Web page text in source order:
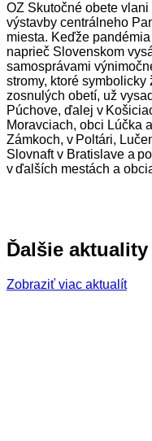
OZ Skutočné obete
výstavby centrálneho
miesta. Keďže
naprieč Slovenskom
samosprávami
stromy, ktoré
zosnulých obetí, už
Púchove, ďalej v
Moravciach, obci Lúčka
Zámkoch, v Poltári,
Slovnaft v Bratislave a
v ďalších mestách a
Ďalšie aktuality
Zobraziť viac aktualít